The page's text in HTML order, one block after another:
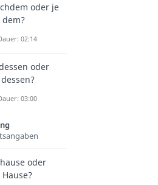
oder je
dem?
02:14
oder
03:00
oder